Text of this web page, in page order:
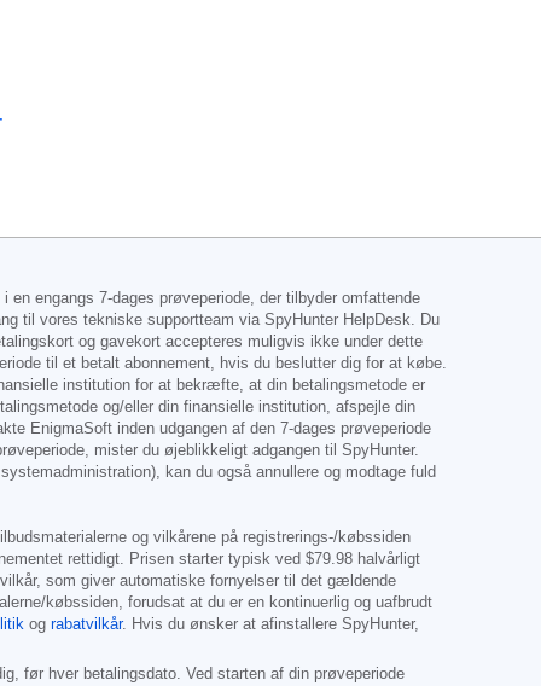
engangs 7-dages prøveperiode, der tilbyder omfattende
til vores tekniske supportteam via SpyHunter HelpDesk. Du
og gavekort accepteres muligvis ikke under dette
til et betalt abonnement, hvis du beslutter dig for at købe.
institution for at bekræfte, at din betalingsmetode er
og/eller din finansielle institution, afspejle din
EnigmaSoft inden udgangen af den 7-dages prøveperiode
mister du øjeblikkeligt adgangen til SpyHunter.
kan du også annullere og modtage fuld
og vilkårene på registrerings-/købssiden
rettidigt. Prisen starter typisk ved $79.98 halvårligt
som giver automatiske fornyelser til det gældende
købssiden, forudsat at du er en kontinuerlig og uafbrudt
og rabatvilkår. Hvis du ønsker at afinstallere SpyHunter,
før hver betalingsdato. Ved starten af din prøveperiode